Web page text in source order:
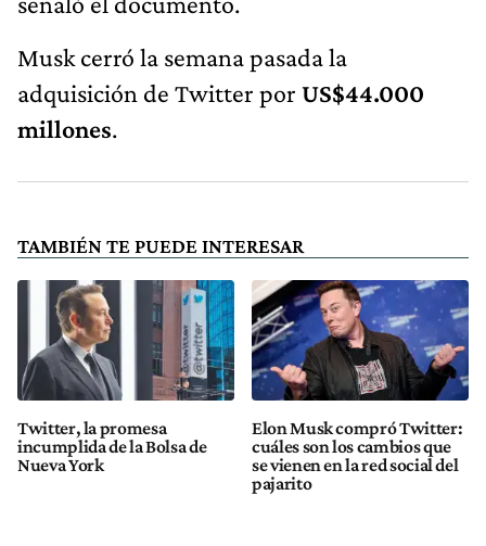
Musk cerró la semana pasada la
adquisición de Twitter por US$44.000
millones.
TAMBIÉN TE PUEDE INTERESAR
Twitter, la promesa
incumplida de la Bolsa de
Nueva York
Elon Musk compró Twitter:
cuáles son los cambios que
se vienen en la red social del
pajarito